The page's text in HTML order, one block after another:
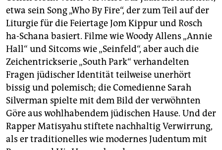
etwa sein Song „Who By Fire“, der zum Teil auf der
Liturgie für die Feiertage Jom Kippur und Rosch
ha-Schana basiert. Filme wie Woody Allens „Annie
Hall“ und Sitcoms wie „Seinfeld“, aber auch die
Zeichentrickserie „South Park“ verhandelten
Fragen jüdischer Identität teilweise unerhört
bissig und polemisch; die Comedienne Sarah
Silverman spielte mit dem Bild der verwöhnten
Göre aus wohlhabendem jüdischen Hause. Und der
Rapper Matisyahu stiftete nachhaltig Verwirrung,
als er traditionelles wie modernes Judentum mit